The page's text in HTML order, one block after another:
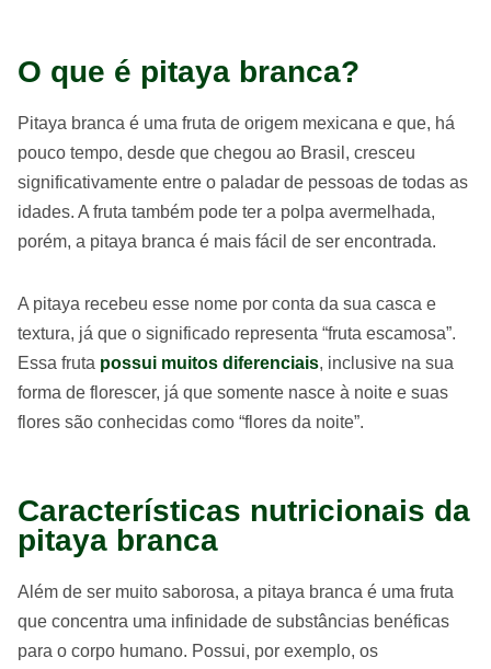
O que é pitaya branca?
Pitaya branca é uma fruta de origem mexicana e que, há
pouco tempo, desde que chegou ao Brasil, cresceu
significativamente entre o paladar de pessoas de todas as
idades. A fruta também pode ter a polpa avermelhada,
porém, a pitaya branca é mais fácil de ser encontrada.
A pitaya recebeu esse nome por conta da sua casca e
textura, já que o significado representa “fruta escamosa”.
Essa fruta possui muitos diferenciais, inclusive na sua
forma de florescer, já que somente nasce à noite e suas
flores são conhecidas como “flores da noite”.
Características nutricionais da
pitaya branca
Além de ser muito saborosa, a pitaya branca é uma fruta
que concentra uma infinidade de substâncias benéficas
para o corpo humano. Possui, por exemplo, os